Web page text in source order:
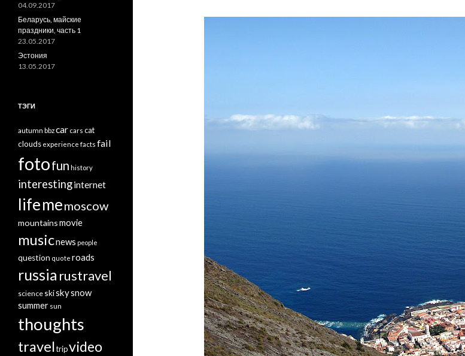
04.09.2017
Беларусь, майские
праздники, часть 1
23.05.2017
Эстония
13.05.2017
ТЭГИ
autumn bbzcar cars cat
clouds experience facts fail
fotofun history
interestinginternet
lifememoscow
mountainsmovie
musicnews people
question quote roads
russia rustravel
science skiskysnow
summer sun
thoughts
traveltripvideo